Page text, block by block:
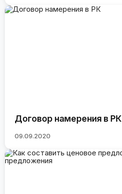
Договор намерения в РК
09.09.2020